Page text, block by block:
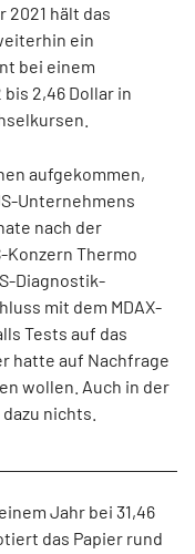
hält das
ein
bei einem
2,46 Dollar in
aufgekommen,
Unternehmens
nach der
Konzern Thermo
Diagnostik-
mit dem MDAX-
Tests auf das
hatte auf Nachfrage
wollen. Auch in der
nichts.
Jahr bei 31,46
das Papier rund